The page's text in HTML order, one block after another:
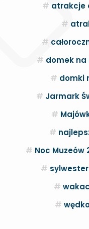
atrakcje
domek na
domki
Jarmark
Noc